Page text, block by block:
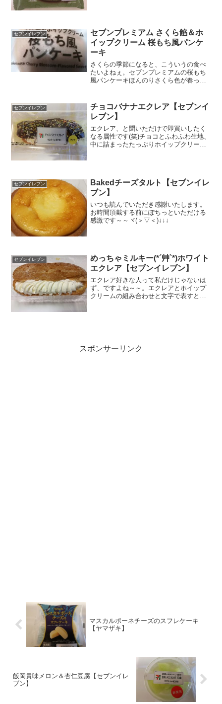
セブンイレブン
セブンプレミアム さくら餡＆ホ
イップクリーム 桜もち風パンケ
ーキ
さくらの季節になると、こういうの食べ
たいよねぇ。セブンプレミアムの桜もち
風パンケーキほんのりさくら色が春っぽ
って別もんだと思うので個人的には税込
表示義務化よりもこちらを...
セブンイレブン
チョコバナナエクレア【セブンイ
レブン】
エクレア、と聞いただけで即買いしたく
なる属性です(笑)チョコとふわふわ生地、
中に詰まったたっぷりホイップクリー
セブンイレブン
Bakedチーズタルト【セブンイレ
ブン】
いつも読んでいただき感謝いたします。
お時間頂戴する前にぽちっといただける
感激です～～ヾ(＞▽＜)↓↓↓
セブンイレブン
めっちゃミルキー(*´艸`*)ホワイト
エクレア【セブンイレブン】
エクレア好きな人って私だけじゃないは
ず、ですよね～～。エクレアとホイップ
クリームの組み合わせと文字で表すと、
スポンサーリンク
マスカルポーネチーズのスフレケーキ
【ヤマザキ】
飯岡貴味メロン＆杏仁豆腐【セブンイレ
ブン】